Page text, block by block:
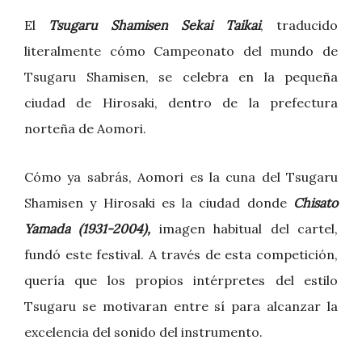
El Tsugaru Shamisen Sekai Taikai, traducido
literalmente cómo Campeonato del mundo de
Tsugaru Shamisen, se celebra en la pequeña
ciudad de Hirosaki, dentro de la prefectura
norteña de Aomori.
Cómo ya sabrás, Aomori es la cuna del Tsugaru
Shamisen y Hirosaki es la ciudad donde Chisato
Yamada (1931-2004), imagen habitual del cartel,
fundó este festival. A través de esta competición,
quería que los propios intérpretes del estilo
Tsugaru se motivaran entre sí para alcanzar la
excelencia del sonido del instrumento.